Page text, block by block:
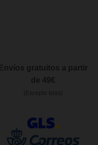
Envíos gratuitos a partir
de 49€
(Excepto Islas)